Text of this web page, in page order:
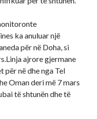
ka anuluar një
për në Doha, si
ajrore gjermane
në dhe nga Tel
Oman deri më 7 mars
të shtunën dhe të